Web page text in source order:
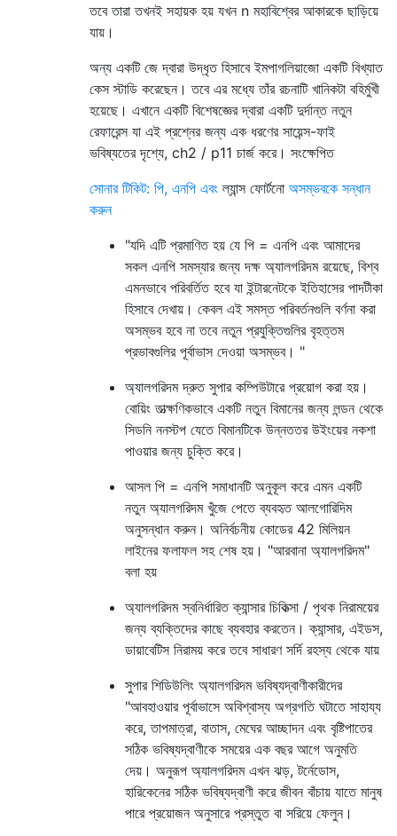
তবে তারা তখনই সহায়ক হয় যখন n মহাবিশ্বের আকারকে ছাড়িয়ে
যায়।
অন্য একটি জে দ্বারা উদ্ধৃত হিসাবে ইমপাগলিয়াজো একটি বিখ্যাত
কেস স্টাডি করেছেন। তবে এর মধ্যে তাঁর রচনাটি খানিকটা বহির্মুখী
হয়েছে। এখানে একটি বিশেষজ্ঞের দ্বারা একটি দুর্দান্ত নতুন
রেফারেন্স যা এই প্রশ্নের জন্য এক ধরণের সায়েন্স-ফাই
ভবিষ্যতের দৃশ্যে, ch2 / p11 চার্জ করে। সংক্ষেপিত
সোনার টিকিট: পি, এনপি এবং ল্যান্স ফোর্টনো অসম্ভবকে সন্ধান
করুন
"যদি এটি প্রমাণিত হয় যে পি = এনপি এবং আমাদের
সকল এনপি সমস্যার জন্য দক্ষ অ্যালগরিদম রয়েছে, বিশ্ব
এমনভাবে পরিবর্তিত হবে যা ইন্টারনেটকে ইতিহাসের পাদটীকা
হিসাবে দেখায়। কেবল এই সমস্ত পরিবর্তনগুলি বর্ণনা করা
অসম্ভব হবে না তবে নতুন প্রযুক্তিগুলির বৃহত্তম
প্রভাবগুলির পূর্বাভাস দেওয়া অসম্ভব। "
অ্যালগরিদম দ্রুত সুপার কম্পিউটারে প্রয়োগ করা হয়।
বোয়িং তাত্ক্ষণিকভাবে একটি নতুন বিমানের জন্য লন্ডন থেকে
সিডনি ননস্টপ যেতে বিমানটিকে উন্নততর উইংয়ের নকশা
পাওয়ার জন্য চুক্তি করে।
আসল পি = এনপি সমাধানটি অনুকূল করে এমন একটি
নতুন অ্যালগরিদম খুঁজে পেতে ব্যবহৃত আলগোরিদিম
অনুসন্ধান করুন। অনির্বচনীয় কোডের 42 মিলিয়ন
লাইনের ফলাফল সহ শেষ হয়। "আরবানা অ্যালগরিদম"
বলা হয়
অ্যালগরিদম স্বনির্ধারিত ক্যান্সার চিকিত্সা / পৃথক নিরাময়ের
জন্য ব্যক্তিদের কাছে ব্যবহার করতেন। ক্যান্সার, এইডস,
ডায়াবেটিস নিরাময় করে তবে সাধারণ সর্দি রহস্য থেকে যায়
সুপার শিডিউলিং অ্যালগরিদম ভবিষ্যদ্বাণীকারীদের
"আবহাওয়ার পূর্বাভাসে অবিশ্বাস্য অগ্রগতি ঘটাতে সাহায্য
করে, তাপমাত্রা, বাতাস, মেঘের আচ্ছাদন এবং বৃষ্টিপাতের
সঠিক ভবিষ্যদ্বাণীকে সময়ের এক বছর আগে অনুমতি
দেয়। অনুরূপ অ্যালগরিদম এখন ঝড়, টর্নেডোস,
হারিকেনের সঠিক ভবিষ্যদ্বাণী করে জীবন বাঁচায় যাতে মানুষ
পারে প্রয়োজন অনুসারে প্রস্তুত বা সরিয়ে ফেলুন।